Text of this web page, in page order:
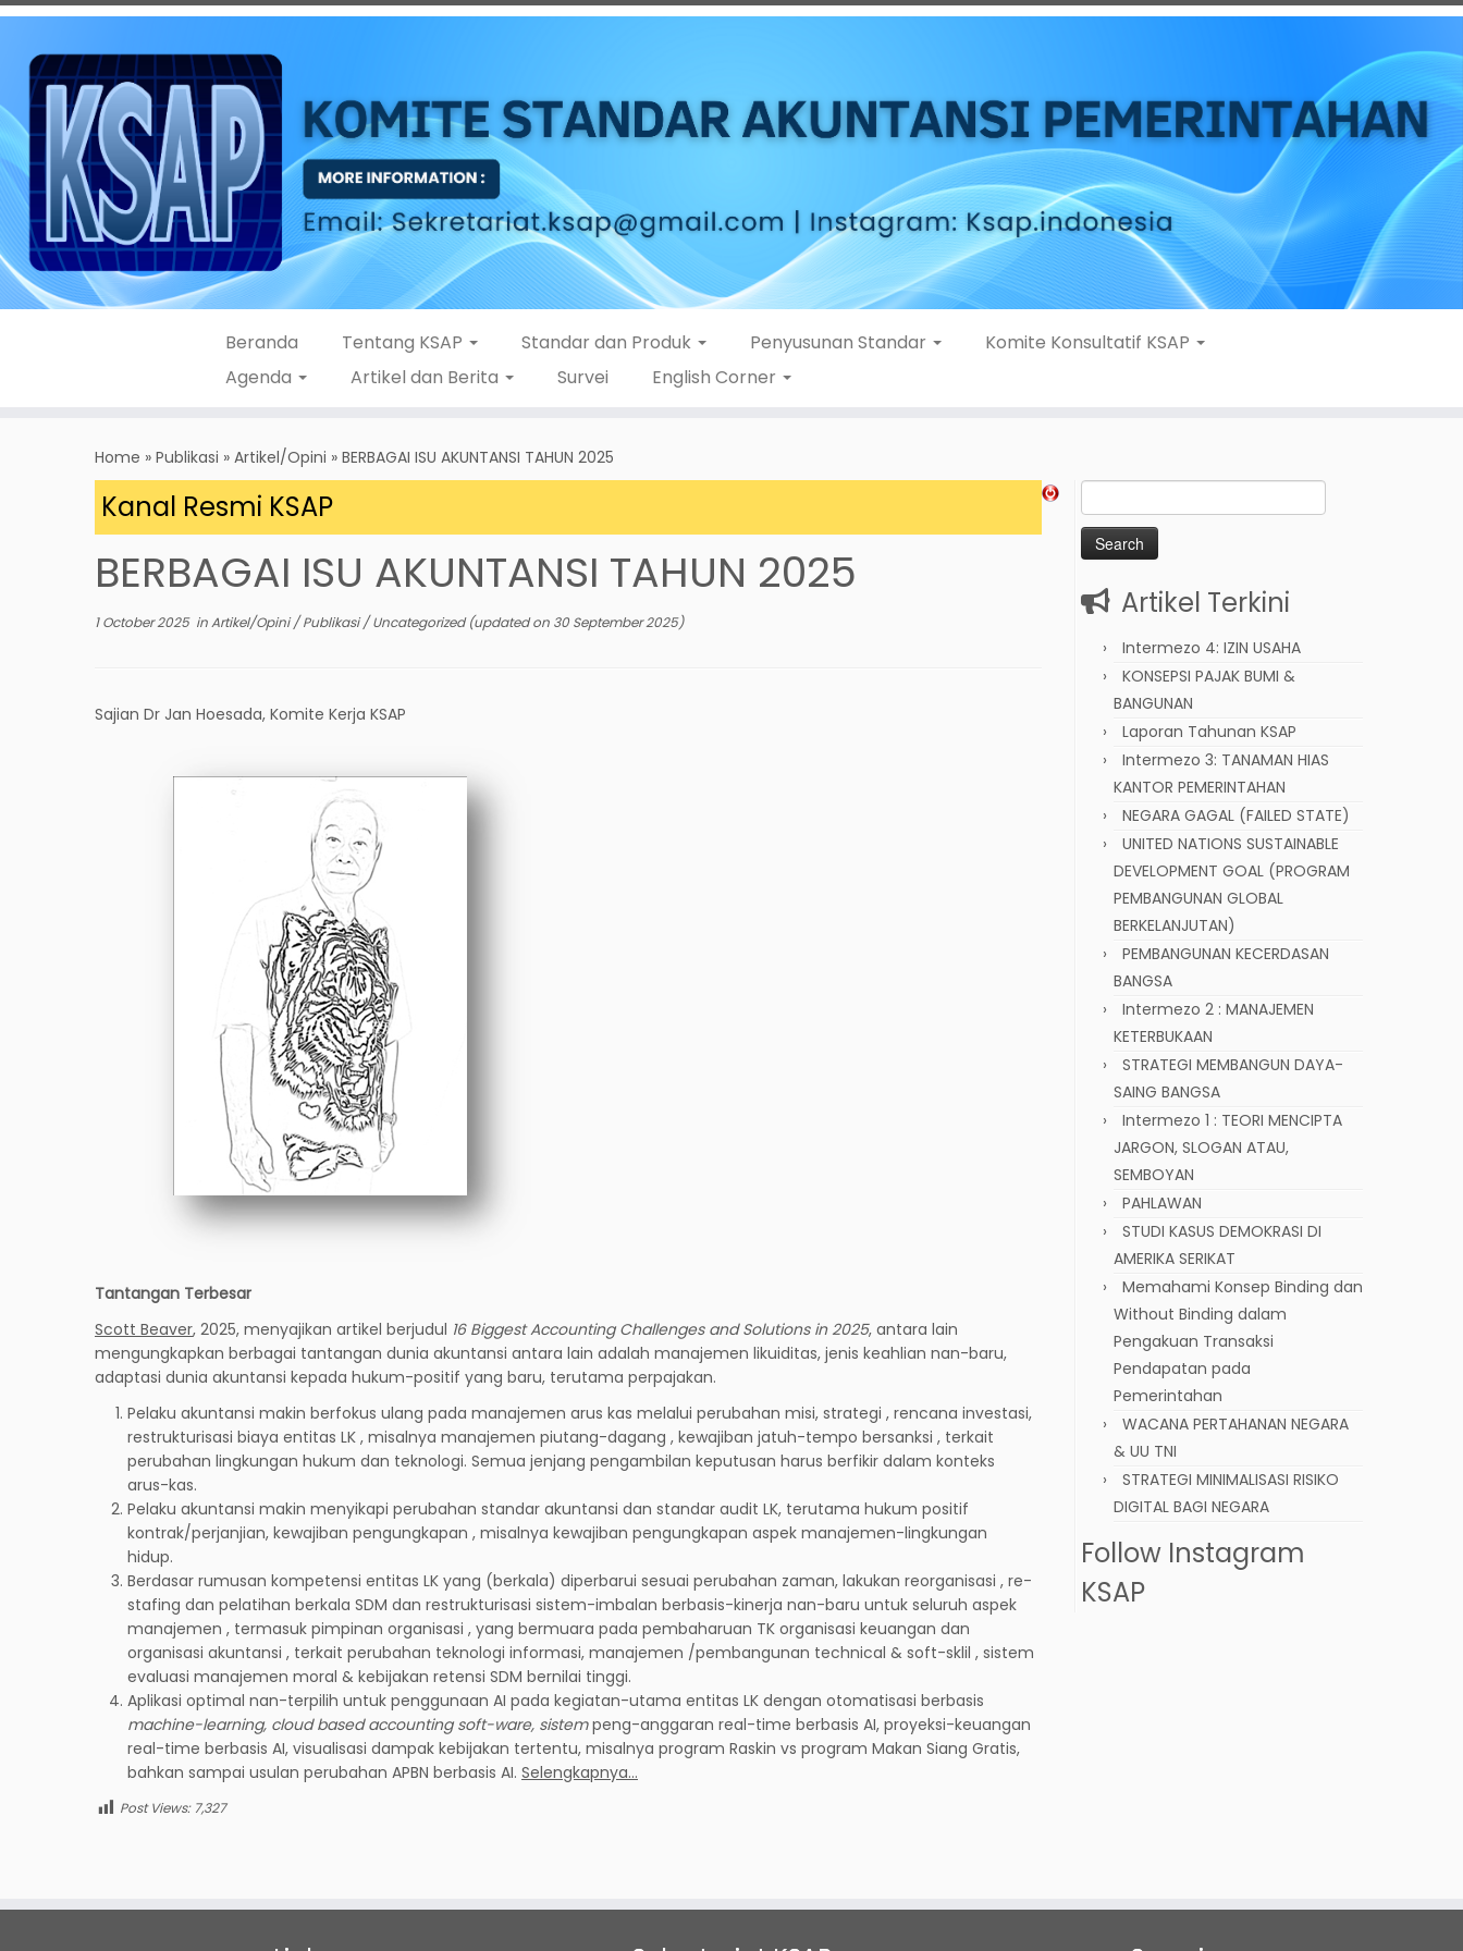
Beranda Tentang KSAP Standar dan Produk Penyusunan Standar
Komite Konsultatif KSAP
Agenda
Artikel dan Berita Survei English Corner
Home » Publikasi » Artikel/Opini » BERBAGAI ISU AKUNTANSI TAHUN 2025
di Kanal Resmi KSAP
BERBAGAI ISU AKUNTANSI TAHUN 2025
1 October 2025inArtikel/Opini/Publikasi/Uncategorized(updated on 30 September 2025)
Sajian Dr Jan Hoesada, Komite Kerja KSAP
Tantangan Terbesar
Scott Beaver, 2025, menyajikan artikel berjudul 16 Biggest Accounting Challenges and Solutions in 2025, antara lain
mengungkapkan berbagai tantangan dunia akuntansi antara lain adalah manajemen likuiditas, jenis keahlian nan-baru,
adaptasi dunia akuntansi kepada hukum-positif yang baru, terutama perpajakan.
Pelaku akuntansi makin berfokus ulang pada manajemen arus kas melalui perubahan misi, strategi , rencana investasi,
restrukturisasi biaya entitas LK , misalnya manajemen piutang-dagang , kewajiban jatuh-tempo bersanksi , terkait
perubahan lingkungan hukum dan teknologi. Semua jenjang pengambilan keputusan harus berfikir dalam konteks
arus-kas.
Pelaku akuntansi makin menyikapi perubahan standar akuntansi dan standar audit LK, terutama hukum positif
kontrak/perjanjian, kewajiban pengungkapan , misalnya kewajiban pengungkapan aspek manajemen-lingkungan
hidup.
Berdasar rumusan kompetensi entitas LK yang (berkala) diperbarui sesuai perubahan zaman, lakukan reorganisasi , re-
stafing dan pelatihan berkala SDM dan restrukturisasi sistem-imbalan berbasis-kinerja nan-baru untuk seluruh aspek
manajemen , termasuk pimpinan organisasi , yang bermuara pada pembaharuan TK organisasi keuangan dan
organisasi akuntansi , terkait perubahan teknologi informasi, manajemen /pembangunan technical & soft-sklil , sistem
evaluasi manajemen moral & kebijakan retensi SDM bernilai tinggi.
Aplikasi optimal nan-terpilih untuk penggunaan AI pada kegiatan-utama entitas LK dengan otomatisasi berbasis
machine-learning, cloud based accounting soft-ware, sistempeng-anggaran real-time berbasis AI, proyeksi-keuangan
real-time berbasis AI, visualisasi dampak kebijakan tertentu, misalnya program Raskin vs program Makan Siang Gratis,
bahkan sampai usulan perubahan APBN berbasis AI. Selengkapnya…
Post Views: 7,327
Search
for:
Artikel Terkini
Intermezo 4: IZIN USAHA
KONSEPSI PAJAK BUMI &
BANGUNAN
Laporan Tahunan KSAP
Intermezo 3: TANAMAN HIAS
KANTOR PEMERINTAHAN
NEGARA GAGAL (FAILED STATE)
UNITED NATIONS SUSTAINABLE
DEVELOPMENT GOAL (PROGRAM
PEMBANGUNAN GLOBAL
BERKELANJUTAN)
PEMBANGUNAN KECERDASAN
BANGSA
Intermezo 2 : MANAJEMEN
KETERBUKAAN
STRATEGI MEMBANGUN DAYA-
SAING BANGSA
Intermezo 1 : TEORI MENCIPTA
JARGON, SLOGAN ATAU,
SEMBOYAN
PAHLAWAN
STUDI KASUS DEMOKRASI DI
AMERIKA SERIKAT
Memahami Konsep Binding dan
Without Binding dalam
Pengakuan Transaksi
Pendapatan pada
Pemerintahan
WACANA PERTAHANAN NEGARA
& UU TNI
STRATEGI MINIMALISASI RISIKO
DIGITAL BAGI NEGARA
Follow Instagram
KSAP